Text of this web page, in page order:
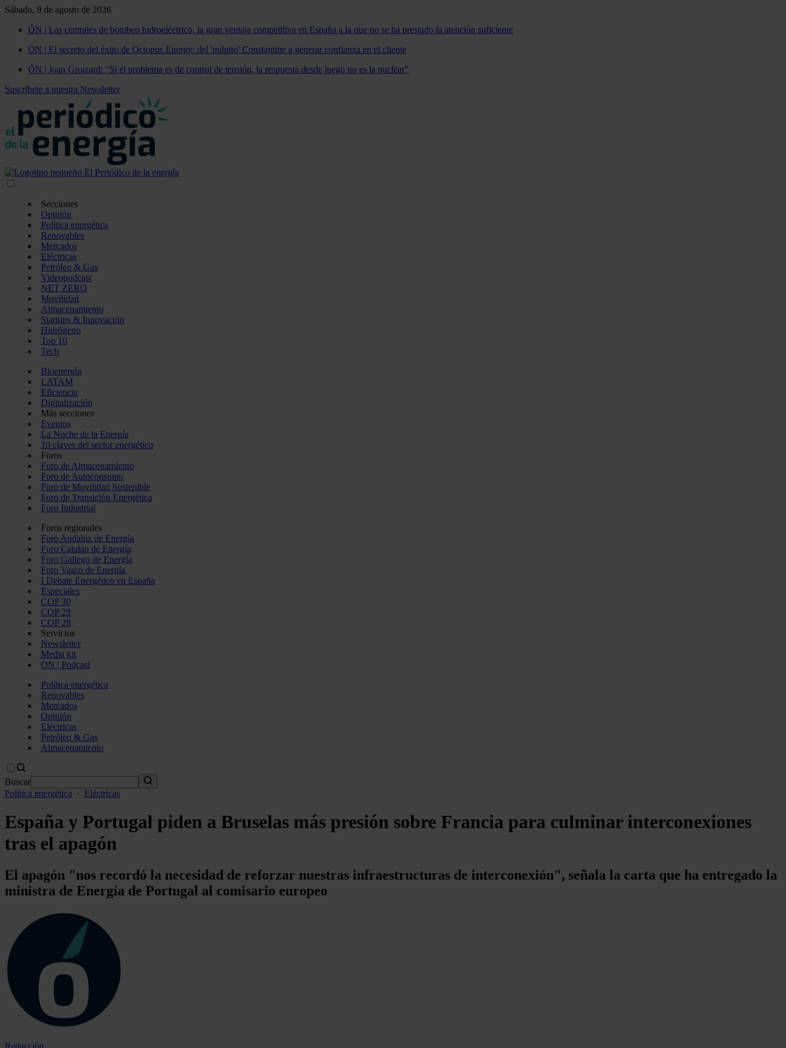
Sábado, 8 de agosto de 2026
ÓN | Las centrales de bombeo hidroeléctrico, la gran ventaja competitiva en España a la que no se ha prestado la atención suficiente
ÓN | El secreto del éxito de Octopus Energy: del 'pulpito' Constantine a generar confianza en el cliente
ÓN | Joan Groizard: "Si el problema es de control de tensión, la respuesta desde luego no es la nuclear"
Suscríbete a nuestra Newsletter
Secciones
Opinión
Política energética
Renovables
Mercados
Eléctricas
Petróleo & Gas
Videopodcast
NET ZERO
Movilidad
Almacenamiento
Startups & Innovación
Hidrógeno
Top 10
Tech
Bioenergía
LATAM
Eficiencia
Digitalización
Más secciones
Eventos
La Noche de la Energía
10 claves del sector energético
Foros
Foro de Almacenamiento
Foro de Autoconsumo
Foro de Movilidad Sostenible
Foro de Transición Energética
Foro Industrial
Foros regionales
Foro Andaluz de Energía
Foro Catalán de Energía
Foro Gallego de Energía
Foro Vasco de Energía
I Debate Energético en España
Especiales
COP 30
COP 29
COP 28
Servicios
Newsletter
Media kit
ON | Podcast
Política energética
Renovables
Mercados
Opinión
Eléctricas
Petróleo & Gas
Almacenamiento
Buscar
Política energética
· Eléctricas
España y Portugal piden a Bruselas más presión sobre Francia para culminar interconexiones
tras el apagón
El apagón "nos recordó la necesidad de reforzar nuestras infraestructuras de interconexión", señala la carta que ha entregado la
ministra de Energía de Portugal al comisario europeo
Redacción